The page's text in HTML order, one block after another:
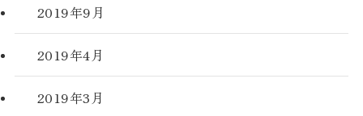
2019年9月
2019年4月
2019年3月